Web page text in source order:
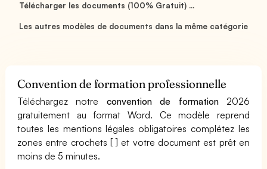
Télécharger les documents (100% Gratuit) ...
Les autres modèles de documents dans la même catégorie
Convention de formation professionnelle
Téléchargez notre convention de formation2026
gratuitement au format Word. Ce modèle reprend
toutes les mentions légales obligatoires complétez les
zones entre crochets [ ] et votre document est prêt en
moins de 5 minutes.